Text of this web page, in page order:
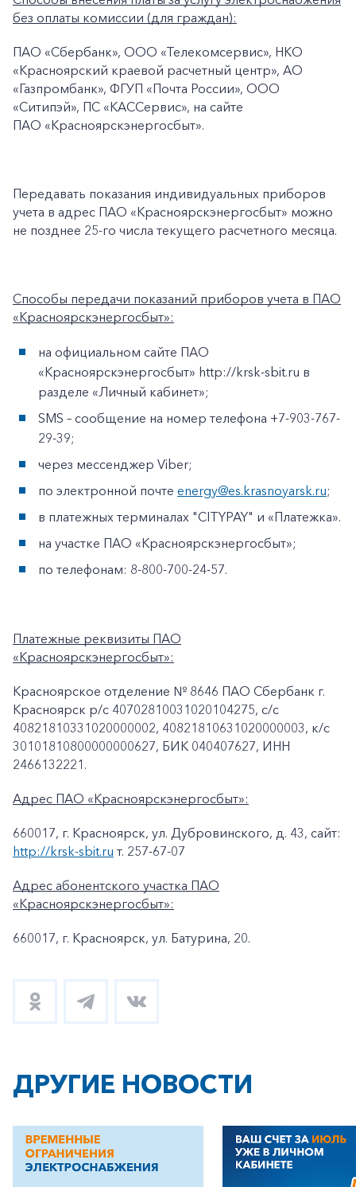
Заказать обратный звонок
Частным клиентам
Корпоративным клиентам
без оплаты комиссии (для граждан):
ПАО «Сбербанк», ООО «Телекомсервис», НКО
«Красноярский краевой расчетный центр», АО
«Газпромбанк», ФГУП «Почта России», ООО
«Ситипэй», ПС «КАССервис», на сайте
ПАО «Красноярскэнергосбыт».
Передавать показания индивидуальных приборов
учета в адрес ПАО «Красноярскэнергосбыт» можно
не позднее 25-го числа текущего расчетного месяца.
Способы передачи показаний приборов учета в ПАО
«Красноярскэнергосбыт»:
на официальном сайте ПАО
«Красноярскэнергосбыт» http://krsk-sbit.ru в
разделе «Личный кабинет»;
SMS – сообщение на номер телефона +7-903-767-
29-39;
через мессенджер Viber;
по электронной почте energy@es.krasnoyarsk.ru;
в платежных терминалах "CITYPAY" и «Платежка».
на участке ПАО «Красноярскэнергосбыт»;
по телефонам: 8-800-700-24-57.
Платежные реквизиты ПАО
«Красноярскэнергосбыт»:
Красноярское отделение № 8646 ПАО Сбербанк г.
Красноярск p/c 40702810031020104275, с/с
40821810331020000002, 40821810631020000003, к/c
30101810800000000627, БИК 040407627, ИНН
2466132221.
Адрес ПАО «Красноярскэнергосбыт»:
660017, г. Красноярск, ул. Дубровинского, д. 43, сайт:
http://krsk-sbit.ru т. 257-67-07
Адрес абонентского участка ПАО
«Красноярскэнергосбыт»:
660017, г. Красноярск, ул. Батурина, 20.
ДРУГИЕ НОВОСТИ